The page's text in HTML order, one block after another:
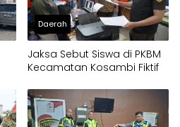
Daerah
Jaksa Sebut Siswa di PKBM
Kecamatan Kosambi Fiktif